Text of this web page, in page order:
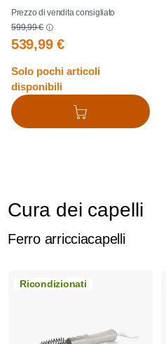
Prezzo di vendita consigliato
599,99 €
539,99 €
Solo pochi articoli
disponibili
Aggiungi al carrello
Cura dei capelli
Ferro arricciacapelli
Ricondizionati